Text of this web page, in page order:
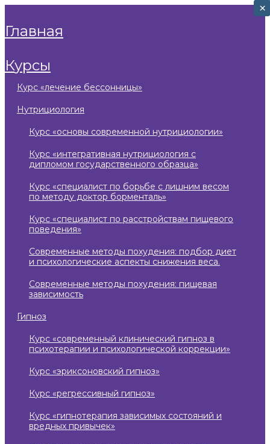
главная
курсы
курс «лечение бессонницы»
нутрициология
курс «основы современной нутрициологии»
курс «интегративная нутрициология с
дипломом государственного образца»
курс «специалист по борьбе с лишним весом
по методу доктор борменталь»
курс «специалист по расстройствам пищевого
поведения»
современные методы похудения: подбор диет
и психологические аспекты снижения веса.
современные методы похудения: пищевая
зависимость
гипноз
курс «современный клинический гипноз в
психотерапии и психологической коррекции»
курс «эриксоновский гипноз»
курс «регрессивный гипноз»
курс «гипнотерапия зависимых состояний и
вредных привычек»
×
×